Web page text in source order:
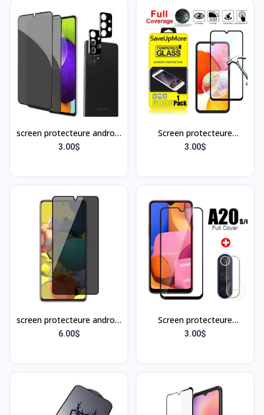
screen protecteure android
A52
3.00$
Screen protecteure
Samsung A15 5G
3.00$
screen protecteure android
A90
6.00$
Screen protecteure
Samsung A20S
3.00$